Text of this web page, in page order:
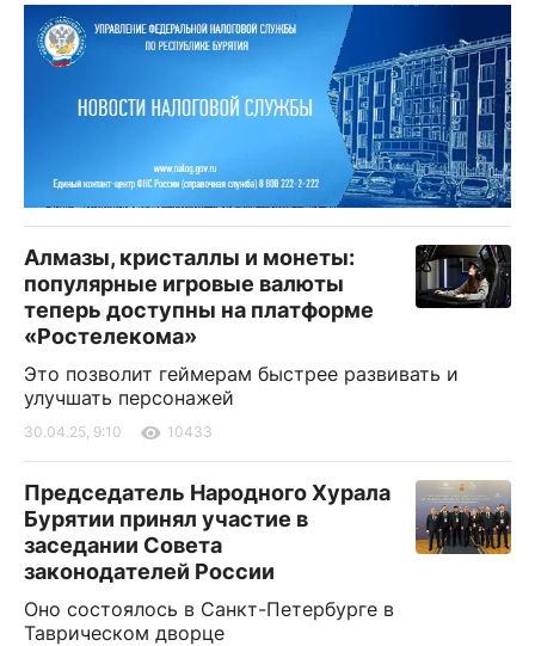
Алмазы, кристаллы и монеты:
популярные игровые валюты
теперь доступны на платформе
«Ростелекома»
Это позволит геймерам быстрее развивать и
улучшать персонажей
30.04.25, 9:10 10433
Председатель Народного Хурала
Бурятии принял участие в
заседании Совета
законодателей России
Оно состоялось в Санкт-Петербурге в
Таврическом дворце